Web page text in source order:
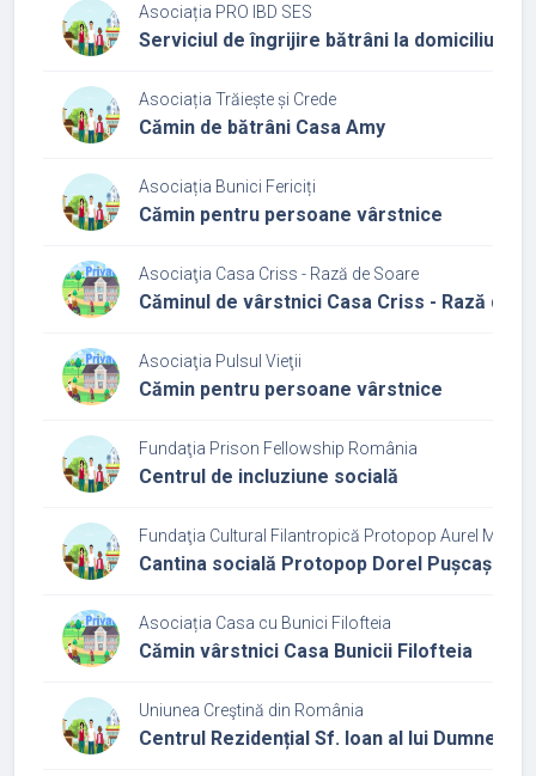
Asociația PRO IBD SES
Serviciul de îngrijire bătrâni la domiciliu Vad
Asociația Trăiește și Crede
Cămin de bătrâni Casa Amy
Asociația Bunici Fericiți
Cămin pentru persoane vârstnice
Asociaţia Casa Criss - Rază de Soare
Căminul de vârstnici Casa Criss - Rază de
Asociaţia Pulsul Vieţii
Cămin pentru persoane vârstnice
Fundaţia Prison Fellowship România
Centrul de incluziune socială
Fundaţia Cultural Filantropică Protopop Aurel
Cantina socială Protopop Dorel Pușcaș
Asociația Casa cu Bunici Filofteia
Cămin vârstnici Casa Bunicii Filofteia
Uniunea Creştină din România
Centrul Rezidențial Sf. Ioan al lui